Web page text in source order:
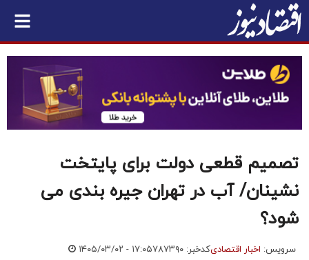
تصمیم قطعی دولت برای پایتخت
نشینان/ آب در تهران جیره بندی می
شود؟
سرویس: اخبار اقتصادیکدخبر: ۷۸۷۳۹۰ ۱۴۰۵/۰۳/۰۲ - ۱۷:۰۵